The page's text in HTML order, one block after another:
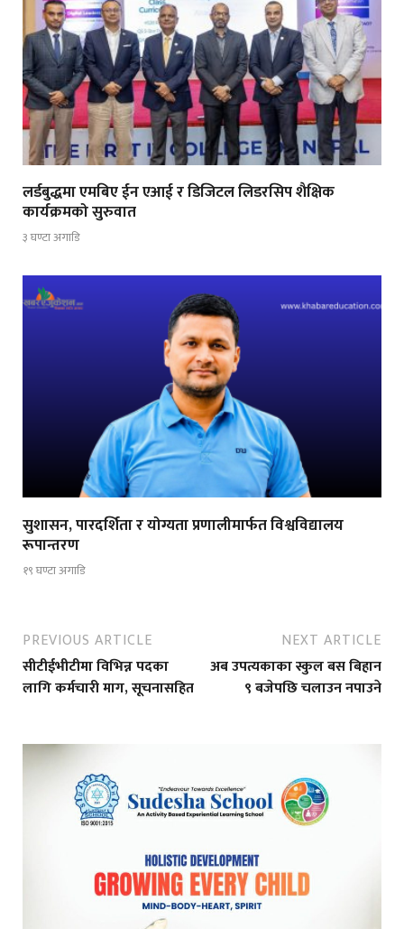
लर्डबुद्धमा एमबिए ईन एआई र डिजिटल लिडरसिप शैक्षिक
कार्यक्रमको सुरुवात
३ घण्टा अगाडि
सुशासन, पारदर्शिता र योग्यता प्रणालीमार्फत विश्वविद्यालय
रूपान्तरण
१९ घण्टा अगाडि
PREVIOUS ARTICLE
सीटीईभीटीमा विभिन्न पदका
लागि कर्मचारी माग, सूचनासहित
NEXT ARTICLE
अब उपत्यकाका स्कुल बस बिहान
९ बजेपछि चलाउन नपाउने